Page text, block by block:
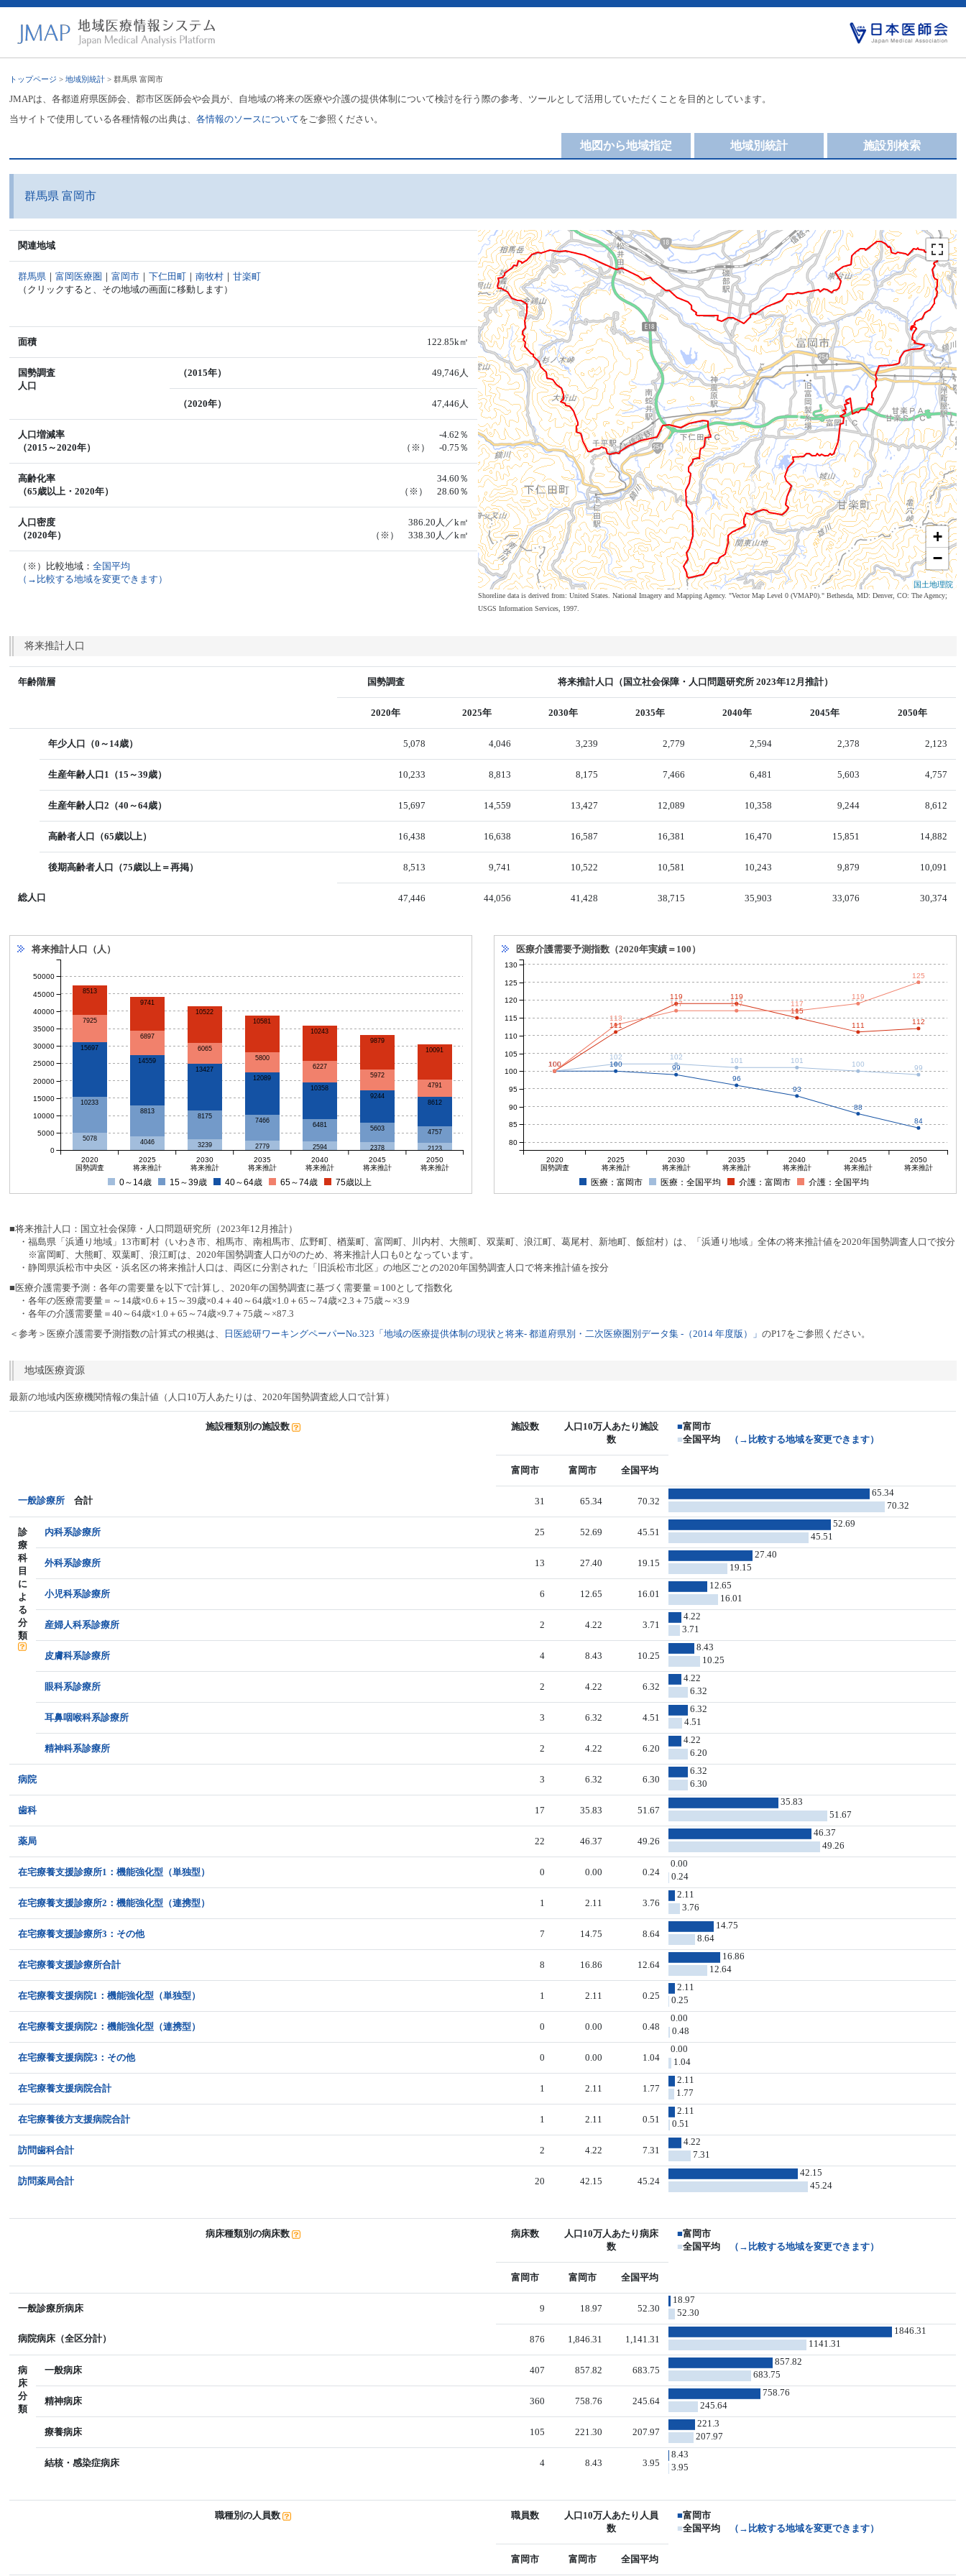
トップページ >地域別統計 > 群馬県 富岡市
JMAPは、各都道府県医師会、郡市区医師会や会員が、自地域の将来の医療や介護の提供体制について検討を行う際の参考、ツールとして活用していただくことを目的としています。
当サイトで使用している各種情報の出典は、各情報のソースについてをご参照ください。
施設別検索
地域別統計
地図から地域指定
群馬県 富岡市
関連地域
群馬県 ｜富岡医療圏 ｜富岡市 ｜下仁田町 ｜南牧村 ｜甘楽町
（クリックすると、その地域の画面に移動します）
面積 122.85k㎡
国勢調査
人口
（2015年） 49,746人
（2020年） 47,446人
人口増減率
（2015～2020年）
-4.62％
（※） -0.75％
高齢化率
（65歳以上・2020年）
34.60％
（※） 28.60％
人口密度
（2020年）
386.20人／k㎡
（※） 338.30人／k㎡
（※）比較地域：全国平均
（→比較する地域を変更できます）
+
−
国土地理院
Shoreline data is derived from: United States. National Imagery and Mapping Agency. "Vector Map Level 0 (VMAP0)." Bethesda, MD: Denver, CO: The Agency;
USGS Information Services, 1997.
将来推計人口
年齢階層 国勢調査 将来推計人口（国立社会保障・人口問題研究所 2023年12月推計）
2020年 2025年 2030年 2035年 2040年 2045年 2050年
年少人口（0～14歳） 5,078 4,046 3,239 2,779 2,594 2,378 2,123
生産年齢人口1（15～39歳） 10,233 8,813 8,175 7,466 6,481 5,603 4,757
生産年齢人口2（40～64歳） 15,697 14,559 13,427 12,089 10,358 9,244 8,612
高齢者人口（65歳以上） 16,438 16,638 16,587 16,381 16,470 15,851 14,882
後期高齢者人口（75歳以上＝再掲） 8,513 9,741 10,522 10,581 10,243 9,879 10,091
総人口 47,446 44,056 41,428 38,715 35,903 33,076 30,374
将来推計人口（人）
5078 4046 3239 2779 2594 2378 2123
10233
8813
8175
7466
6481
5603
4757
15697
14559
13427
12089
10358
9244
8612
7925
6897
6065
5800
6227
5972
4791
8513
9741
10522
10581
10243
9879
10091
2020
国勢調査
2025
将来推計
2030
将来推計
2035
将来推計
2040
将来推計
2045
将来推計
2050
将来推計
0
5000
10000
15000
20000
25000
30000
35000
40000
45000
50000
0～14歳 15～39歳 40～64歳 65～74歳 75歳以上
医療介護需要予測指数（2020年実績＝100）
100 100
99
96
93
88
84
100
102 102 101 101 100 99
100
111
119
119
115
111
112
100
113
117 117 117
119
125
2020
国勢調査
2025
将来推計
2030
将来推計
2035
将来推計
2040
将来推計
2045
将来推計
2050
将来推計
80
85
90
95
100
105
110
115
120
125
130
医療：富岡市 医療：全国平均 介護：富岡市 介護：全国平均
■将来推計人口：国立社会保障・人口問題研究所（2023年12月推計）
・福島県「浜通り地域」13市町村（いわき市、相馬市、南相馬市、広野町、楢葉町、富岡町、川内村、大熊町、双葉町、浪江町、葛尾村、新地町、飯舘村）は、「浜通り地域」全体の将来推計値を2020年国勢調査人口で按分
※富岡町、大熊町、双葉町、浪江町は、2020年国勢調査人口が0のため、将来推計人口も0となっています。
・静岡県浜松市中央区・浜名区の将来推計人口は、両区に分割された「旧浜松市北区」の地区ごとの2020年国勢調査人口で将来推計値を按分
■医療介護需要予測：各年の需要量を以下で計算し、2020年の国勢調査に基づく需要量＝100として指数化
・各年の医療需要量＝～14歳×0.6＋15～39歳×0.4＋40～64歳×1.0＋65～74歳×2.3＋75歳～×3.9
・各年の介護需要量＝40～64歳×1.0＋65～74歳×9.7＋75歳～×87.3
＜参考＞医療介護需要予測指数の計算式の根拠は、
日医総研ワーキングペーパーNo.323「地域の医療提供体制の現状と将来- 都道府県別・二次医療圏別データ集 -（2014 年度版）」のP17をご参照ください。
地域医療資源
最新の地域内医療機関情報の集計値（人口10万人あたりは、2020年国勢調査総人口で計算）
施設種類別の施設数 施設数
人口10万人あたり施設
数
■富岡市
■全国平均 （→比較する地域を変更できます）
富岡市 富岡市 全国平均
一般診療所 合計 31 65.34 70.32
65.34
70.32
診
療
科
目
に
よ
る
分
類
内科系診療所 25 52.69 45.51
52.69
45.51
外科系診療所 13 27.40 19.15
27.40
19.15
小児科系診療所 6 12.65 16.01
12.65
16.01
産婦人科系診療所 2 4.22 3.71
4.22
3.71
皮膚科系診療所 4 8.43 10.25
8.43
10.25
眼科系診療所 2 4.22 6.32
4.22
6.32
耳鼻咽喉科系診療所 3 6.32 4.51
6.32
4.51
精神科系診療所 2 4.22 6.20
4.22
6.20
病院 3 6.32 6.30
6.32
6.30
歯科 17 35.83 51.67
35.83
51.67
薬局 22 46.37 49.26
46.37
49.26
在宅療養支援診療所1：機能強化型（単独型） 0 0.00 0.24
0.00
0.24
在宅療養支援診療所2：機能強化型（連携型） 1 2.11 3.76
2.11
3.76
在宅療養支援診療所3：その他 7 14.75 8.64
14.75
8.64
在宅療養支援診療所合計 8 16.86 12.64
16.86
12.64
在宅療養支援病院1：機能強化型（単独型） 1 2.11 0.25
2.11
0.25
在宅療養支援病院2：機能強化型（連携型） 0 0.00 0.48
0.00
0.48
在宅療養支援病院3：その他 0 0.00 1.04
0.00
1.04
在宅療養支援病院合計 1 2.11 1.77
2.11
1.77
在宅療養後方支援病院合計 1 2.11 0.51
2.11
0.51
訪問歯科合計 2 4.22 7.31
4.22
7.31
訪問薬局合計 20 42.15 45.24
42.15
45.24
病床種類別の病床数 病床数
人口10万人あたり病床
数
■富岡市
■全国平均 （→比較する地域を変更できます）
富岡市 富岡市 全国平均
一般診療所病床 9 18.97 52.30
18.97
52.30
病院病床（全区分計） 876 1,846.31 1,141.31
1846.31
1141.31
病
床
分
類
一般病床 407 857.82 683.75
857.82
683.75
精神病床 360 758.76 245.64
758.76
245.64
療養病床 105 221.30 207.97
221.3
207.97
結核・感染症病床 4 8.43 3.95
8.43
3.95
職種別の人員数 職員数
人口10万人あたり人員
数
■富岡市
■全国平均 （→比較する地域を変更できます）
富岡市 富岡市 全国平均